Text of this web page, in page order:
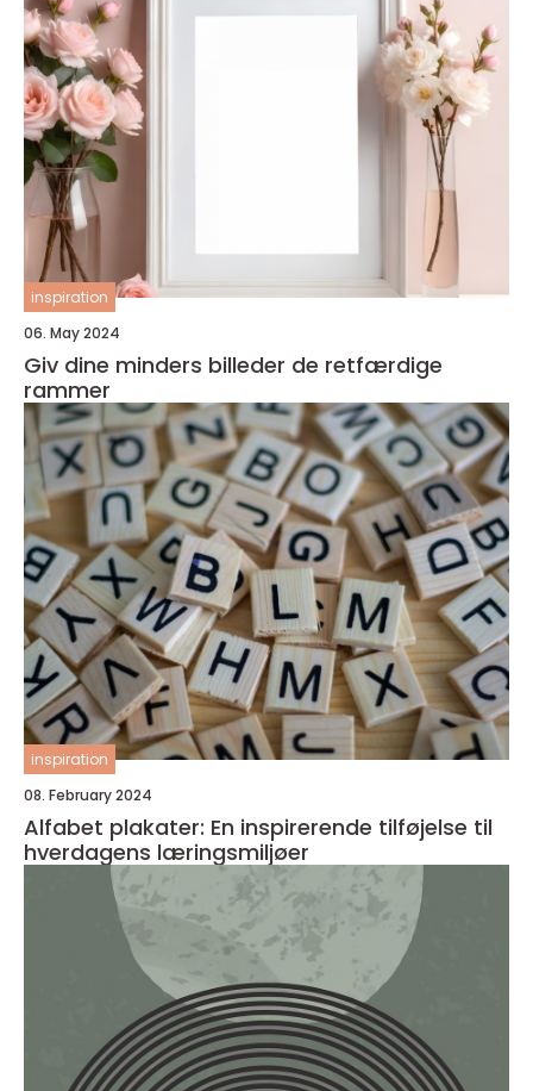
inspiration
06. May 2024
Giv dine minders billeder de retfærdige
rammer
inspiration
08. February 2024
Alfabet plakater: En inspirerende tilføjelse til
hverdagens læringsmiljøer